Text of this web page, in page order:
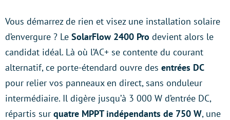
Vous démarrez de rien et visez une installation solaire
d’envergure ? Le SolarFlow 2400 Pro devient alors le
candidat idéal. Là où l’AC+ se contente du courant
alternatif, ce porte-étendard ouvre des entrées DC
pour relier vos panneaux en direct, sans onduleur
intermédiaire. Il digère jusqu’à 3 000 W d’entrée DC,
répartis sur quatre MPPT indépendants de 750 W, une